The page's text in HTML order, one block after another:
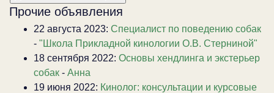
Прочие объявления
22 августа 2023: Специалист по поведению собак
- "Школа Прикладной кинологии О.В. Стерниной"
18 сентября 2022: Основы хендлинга и экстерьер
собак - Анна
19 июня 2022: Кинолог: консультации и курсовые